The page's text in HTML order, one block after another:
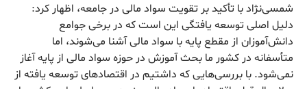
شمسی‌نژاد با تأکید بر تقویت سواد مالی در جامعه، اظهار کرد:
دلیل اصلی توسعه یافتگی این است که در برخی جوامع
دانش‌آموزان از مقطع پایه با سواد مالی آشنا می‌شوند، اما
متأسفانه در کشور ما بحث آموزش در حوزه سواد مالی از پایه آغاز
نمی‌شود. با بررسی‌هایی که داشتیم در اقتصادهای توسعه یافته از